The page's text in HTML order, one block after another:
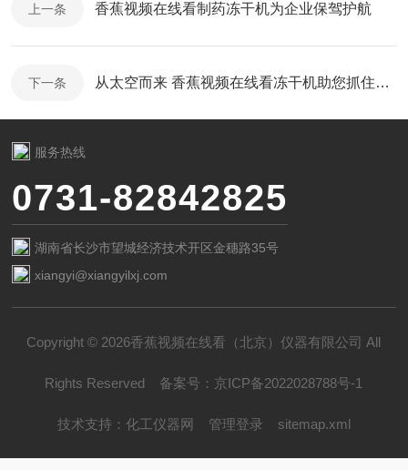
上一条 香蕉视频在线看制药冻干机为企业保驾护航
下一条 从太空而来 香蕉视频在线看冻干机助您抓住冻干食品商机
服务热线
0731-82842825
湖南省长沙市望城经济技术开区金穗路35号
xiangyi@xiangyilxj.com
Copyright © 2026香蕉视频在线看（北京）仪器有限公司 All
Rights Reserved 备案号： 京ICP备2022028788号-1
技术支持： 化工仪器网 管理登录 sitemap.xml